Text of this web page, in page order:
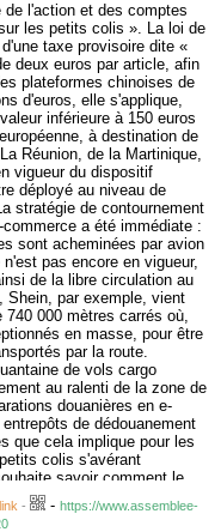
l'action et des comptes
les petits colis ». La loi de
taxe provisoire dite «
deux euros par article, afin
plateformes chinoises de
d'euros, elle s'applique,
inférieure à 150 euros
à destination de
Réunion, de la Martinique,
vigueur du dispositif
déployé au niveau de
stratégie de contournement
a été immédiate :
sont acheminées par avion
pas encore en vigueur,
de la libre circulation au
Shein, par exemple, vient
000 mètres carrés où,
en masse, pour être
par la route.
de vols cargo
au ralenti de la zone de
douanières en e-
de dédouanement
que cela implique pour les
colis s'avérant
savoir comment le
effet boomerang qui n'a
- - https://www.assemblee-